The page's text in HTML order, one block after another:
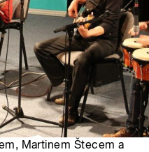
Martinem Štecem a